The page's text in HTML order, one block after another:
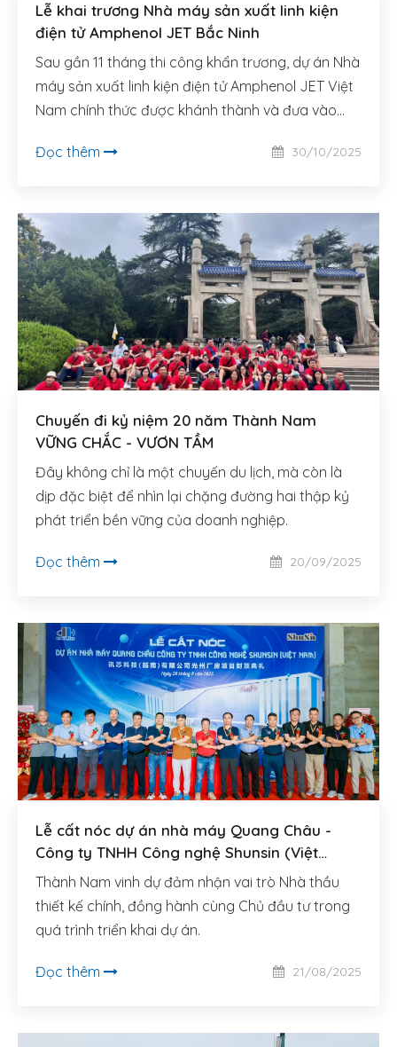
Lễ khai trương Nhà máy sản xuất linh kiện
điện tử Amphenol JET Bắc Ninh
Sau gần 11 tháng thi công khẩn trương, dự án Nhà
máy sản xuất linh kiện điện tử Amphenol JET Việt
Nam chính thức được khánh thành và đưa vào
Đọc thêm
30/10/2025
Chuyến đi kỷ niệm 20 năm Thành Nam
VỮNG CHẮC - VƯƠN TẦM
Đây không chỉ là một chuyến du lịch, mà còn là
dịp đặc biệt để nhìn lại chặng đường hai thập kỷ
phát triển bền vững của doanh nghiệp.
Đọc thêm 20/09/2025
Lễ cất nóc dự án nhà máy Quang Châu -
Công ty TNHH Công nghệ Shunsin (Việt
Nam)
Thành Nam vinh dự đảm nhận vai trò Nhà thầu
thiết kế chính, đồng hành cùng Chủ đầu tư trong
quá trình triển khai dự án.
Đọc thêm 21/08/2025